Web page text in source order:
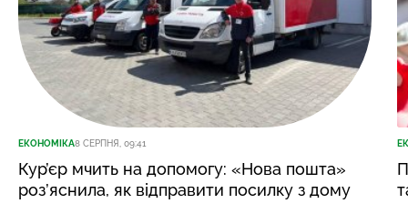
ЕКОНОМІКА8 СЕРПНЯ, 09:41
Кур’єр мчить на допомогу: «Нова пошта»
роз’яснила, як відправити посилку з дому